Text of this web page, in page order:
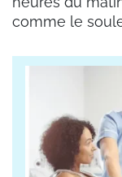
comme le